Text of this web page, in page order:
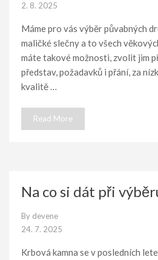
2. 8. 2025
Máme pro vás výběr půvabných
maličké slečny a to všech
máte takové možnosti, zvolit jim
představ, požadavků i přání, za
kvalitě …
Read More
Na co si dát při
By devene
24. 7. 2025
Krbová kamna se v posledních